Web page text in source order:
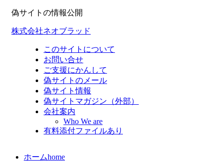
偽サイトの情報公開
株式会社ネオブラッド
このサイトについて
お問い合せ
ご支援にかんして
偽サイトのメール
偽サイト情報
偽サイトマガジン（外部）
会社案内
Who We are
有料添付ファイルあり
ホームhome